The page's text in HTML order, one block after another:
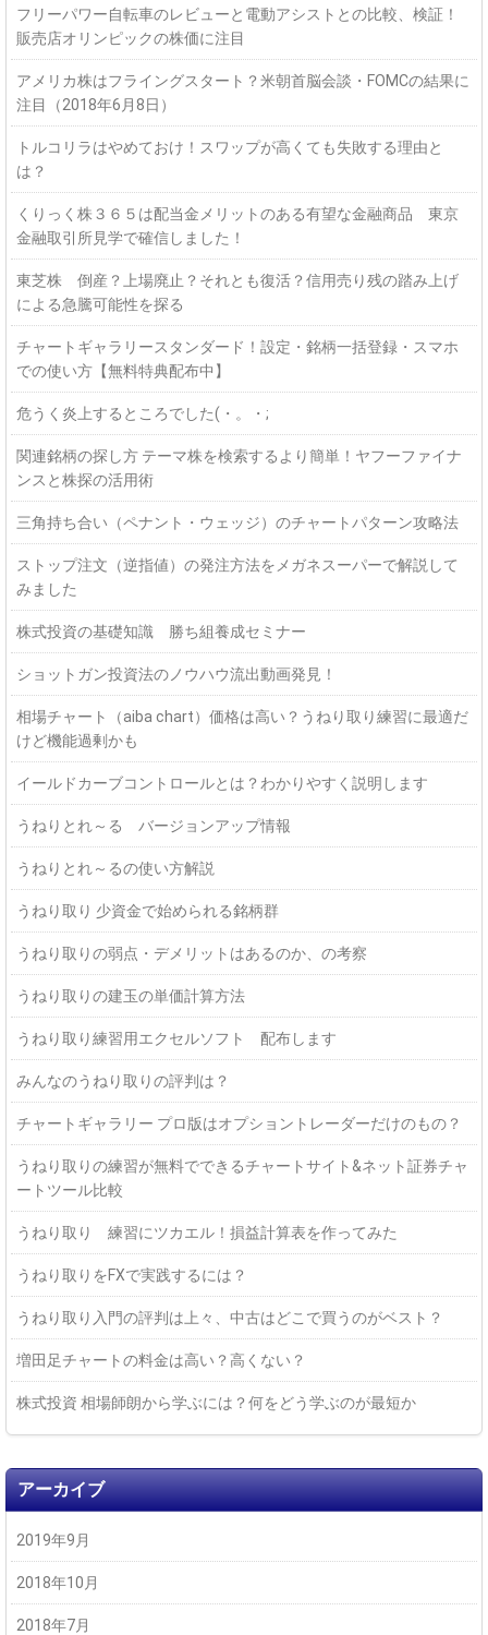
フリーパワー自転車のレビューと電動アシストとの比較、検証！
販売店オリンピックの株価に注目
アメリカ株はフライングスタート？米朝首脳会談・FOMCの結果に
注目（2018年6月8日）
トルコリラはやめておけ！スワップが高くても失敗する理由と
は？
くりっく株３６５は配当金メリットのある有望な金融商品 東京
金融取引所見学で確信しました！
東芝株 倒産？上場廃止？それとも復活？信用売り残の踏み上げ
による急騰可能性を探る
チャートギャラリースタンダード！設定・銘柄一括登録・スマホ
での使い方【無料特典配布中】
危うく炎上するところでした(・。・;
関連銘柄の探し方 テーマ株を検索するより簡単！ヤフーファイナ
ンスと株探の活用術
三角持ち合い（ペナント・ウェッジ）のチャートパターン攻略法
ストップ注文（逆指値）の発注方法をメガネスーパーで解説して
みました
株式投資の基礎知識 勝ち組養成セミナー
ショットガン投資法のノウハウ流出動画発見！
相場チャート（aiba chart）価格は高い？うねり取り練習に最適だ
けど機能過剰かも
イールドカーブコントロールとは？わかりやすく説明します
うねりとれ～る バージョンアップ情報
うねりとれ～るの使い方解説
うねり取り 少資金で始められる銘柄群
うねり取りの弱点・デメリットはあるのか、の考察
うねり取りの建玉の単価計算方法
うねり取り練習用エクセルソフト 配布します
みんなのうねり取りの評判は？
チャートギャラリー プロ版はオプショントレーダーだけのもの？
うねり取りの練習が無料でできるチャートサイト&ネット証券チャ
ートツール比較
うねり取り 練習にツカエル！損益計算表を作ってみた
うねり取りをFXで実践するには？
うねり取り入門の評判は上々、中古はどこで買うのがベスト？
増田足チャートの料金は高い？高くない？
株式投資 相場師朗から学ぶには？何をどう学ぶのが最短か
アーカイブ
2019年9月
2018年10月
2018年7月